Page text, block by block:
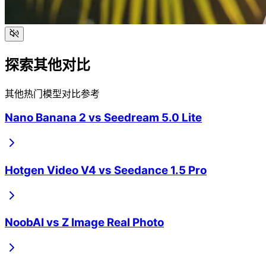
探索其他对比
其他热门模型对比参考
Nano Banana 2 vs Seedream 5.0 Lite
Hotgen Video V4 vs Seedance 1.5 Pro
NoobAI vs Z Image Real Photo